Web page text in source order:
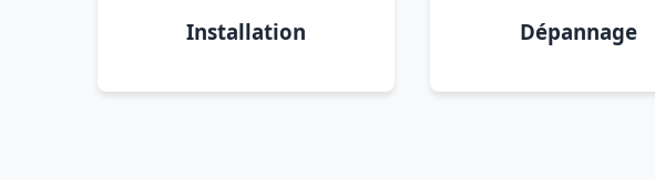
Installation Dépannage